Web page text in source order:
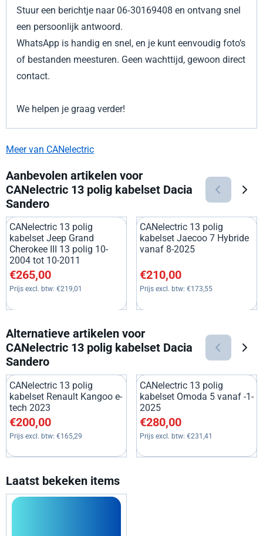
Stuur een berichtje naar 06‑30169408 en ontvang snel
een persoonlijk antwoord.
WhatsApp is handig en snel, en je kunt eenvoudig foto’s
of bestanden meesturen. Geen wachttijd, gewoon direct
contact.
We helpen je graag verder!
Meer van CANelectric
Aanbevolen artikelen voor
CANelectric 13 polig kabelset Dacia
Sandero
CANelectric 13 polig
kabelset Jeep Grand
Cherokee III 13 polig 10-
2004 tot 10-2011
Prijs: 265,00, exclusief btw: 219,01
€265,00
Prijs excl. btw: €219,01
CANelectric 13 polig
kabelset Jaecoo 7 Hybride
vanaf 8-2025
Prijs: 210,00, exclusief btw:
€210,00
Prijs excl. btw: €173,55
Alternatieve artikelen voor
CANelectric 13 polig kabelset Dacia
Sandero
CANelectric 13 polig
kabelset Renault Kangoo e-
tech 2023
Prijs: 200,00, exclusief btw: 165,29
€200,00
Prijs excl. btw: €165,29
CANelectric 13 polig
kabelset Omoda 5 vanaf -1-
2025
Prijs: 280,00, exclusief btw:
€280,00
Prijs excl. btw: €231,41
Laatst bekeken items